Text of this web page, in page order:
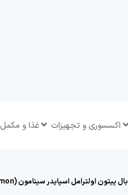
اکسسوری و تجهیزات غذا و مکمل
بال پیتون اولترامل اسپایدر سینامون (Ultramel Spider Cinnamon)